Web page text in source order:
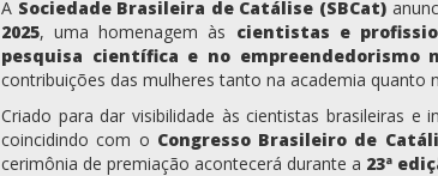
A Sociedade Brasileira de Catálise (SBCat)
2025, uma homenagem às cientistas e
pesquisa científica e no empreendedorismo
contribuições das mulheres tanto na academia quanto
Criado para dar visibilidade às cientistas brasileiras
coincidindo com o Congresso Brasileiro de
cerimônia de premiação acontecerá durante a 23ª